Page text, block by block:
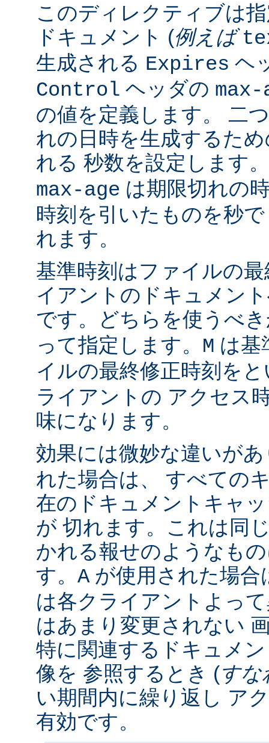
このディレクティブは
ドキュメント (例えば
生成される Expires ヘ
Control ヘッダの max-
の値を定義します。 二
れの日時を生成するた
れる 秒数を設定します。
max-age は期限切れの
時刻を引いたものを秒
れます。
基準時刻はファイルの
イアントのドキュメン
です。どちらを使うべ
って指定します。 M は基
イルの最終修正時刻を
ライアントの アクセス
味になります。
効果には微妙な違いが
れた場合は、 すべての
在のドキュメントキャ
が 切れます。これは同
かれる報せのようなも
す。 A が使用された場合
は各クライアントよっ
はあまり変更されない
特に関連するドキュメ
像を 参照するとき (すな
い期間内に繰り返し ア
有効です。